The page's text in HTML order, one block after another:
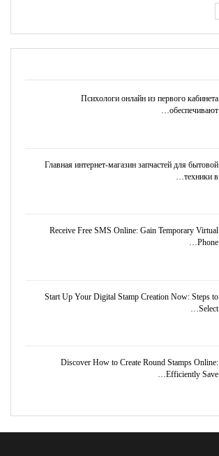
Психологи онлайн из первого кабинета
обеспечивают…
Главная интернет-магазин запчастей для бытовой
техники в…
Receive Free SMS Online: Gain Temporary Virtual
Phone…
Start Up Your Digital Stamp Creation Now: Steps to
Select…
Discover How to Create Round Stamps Online:
Efficiently Save…